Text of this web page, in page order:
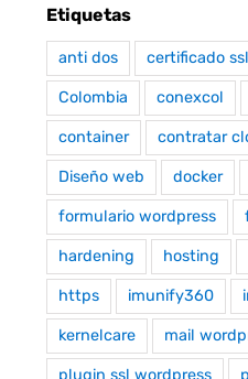
Etiquetas
anti dos certificado ssl
Colombia conexcol
container contratar
Diseño web docker
formulario wordpress
hardening hosting
https imunify360
kernelcare mail
plugin ssl wordpress